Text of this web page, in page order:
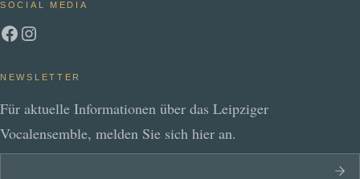
SOCIAL MEDIA
Facebook
Instagram
NEWSLETTER
Für aktuelle Informationen über das Leipziger
Vocalensemble, melden Sie sich hier an.